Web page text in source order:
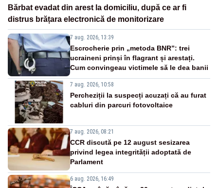
Bărbat evadat din arest la domiciliu, după ce ar fi
distrus brățara electronică de monitorizare
7 aug. 2026, 13:39
Escrocherie prin „metoda BNR”: trei
ucraineni prinși în flagrant și arestați.
Cum convingeau victimele să le dea banii
7 aug. 2026, 10:58
Percheziții la suspecți acuzați că au furat
cabluri din parcuri fotovoltaice
7 aug. 2026, 08:21
CCR discută pe 12 august sesizarea
privind legea integrității adoptată de
Parlament
6 aug. 2026, 16:49